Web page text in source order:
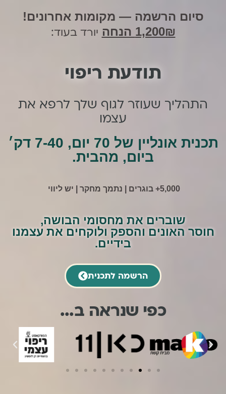
סיום הרשמה — מקומות אחרונים!
1,200₪ הנחה
יורד בעוד:
תודעת ריפוי
התהליך שעוזר לגוף שלך לרפא את
עצמו
תכנית אונליין של 70 יום, 7-40 דק׳
ביום, מהבית.
5,000+ בוגרים | נתמך מחקר | יש ליווי
שוברים את מחסומי הבושה,
חוסר האונים והספק ולוקחים את עצמנו
בידיים.
הרשמה לתכנית
כפי שנראה ב...